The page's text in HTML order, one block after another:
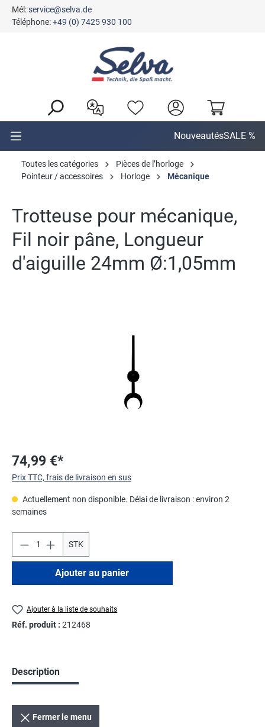
principal
Mél:service@selva.de
Téléphone:+49 (0) 7425 930 100
NouveautésSALE %
Toutes les catégories
Pièces de l’horloge
Pointeur / accessoires
Horloge Mécanique
Trotteuse pour mécanique,
Fil noir pâne, Longueur
d'aiguille 24mm Ø:1,05mm
74,99 €*
Prix TTC, frais de livraison en sus
Actuellement non disponible. Délai de livraison : environ 2
semaines
STK
Ajouter au panier
Ajouter à la liste de souhaits
Réf. produit : 212468
Description
Fermer le menu